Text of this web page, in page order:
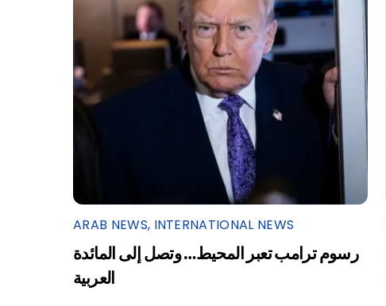
ARAB NEWS, INTERNATIONAL NEWS
رسوم ترامب تعبر المحيط… وتصل إلى المائدة
العربية